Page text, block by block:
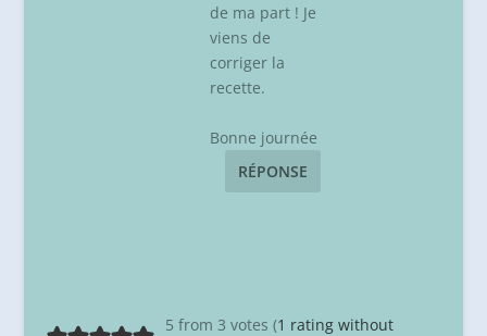
de ma part ! Je
viens de
corriger la
recette.
Bonne journée
RÉPONSE
5 from 3 votes (1 rating without